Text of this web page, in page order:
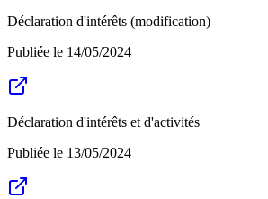
Déclaration d'intérêts (modification)
Publiée le 14/05/2024
Déclaration d'intérêts et d'activités
Publiée le 13/05/2024